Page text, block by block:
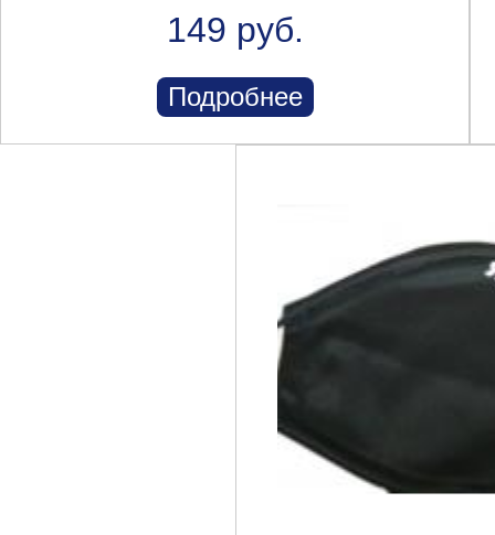
149 руб.
Подробнее